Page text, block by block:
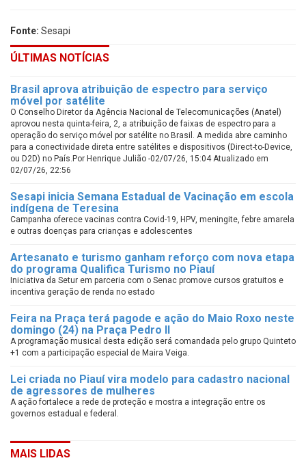
Fonte: Sesapi
ÚLTIMAS NOTÍCIAS
Brasil aprova atribuição de espectro para serviço
móvel por satélite
O Conselho Diretor da Agência Nacional de Telecomunicações (Anatel)
aprovou nesta quinta-feira, 2, a atribuição de faixas de espectro para a
operação do serviço móvel por satélite no Brasil. A medida abre caminho
para a conectividade direta entre satélites e dispositivos (Direct-to-Device,
ou D2D) no País.Por Henrique Julião -02/07/26, 15:04 Atualizado em
02/07/26, 22:56
Sesapi inicia Semana Estadual de Vacinação em escola
indígena de Teresina
Campanha oferece vacinas contra Covid-19, HPV, meningite, febre amarela
e outras doenças para crianças e adolescentes
Artesanato e turismo ganham reforço com nova etapa
do programa Qualifica Turismo no Piauí
Iniciativa da Setur em parceria com o Senac promove cursos gratuitos e
incentiva geração de renda no estado
Feira na Praça terá pagode e ação do Maio Roxo neste
domingo (24) na Praça Pedro II
A programação musical desta edição será comandada pelo grupo Quinteto
+1 com a participação especial de Maira Veiga.
Lei criada no Piauí vira modelo para cadastro nacional
de agressores de mulheres
A ação fortalece a rede de proteção e mostra a integração entre os
governos estadual e federal.
MAIS LIDAS